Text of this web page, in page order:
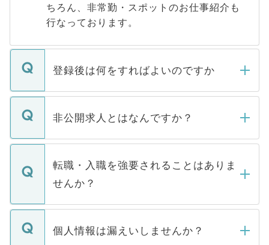
ちろん、非常勤・スポットのお仕事紹介も
行なっております。
登録後は何をすればよいのですか
ご登録いただきましたら、弊社担当者がご
登録内容を確認し、その後メールもしくは
ます。通常、5営業日以内にはご連絡をせて
いただきますので、しばらくお待ちくださ
い。
非公開求人とはなんですか？
マイナビDOCTORで取り扱っている求人の
うち約3割は、Webサイトからご覧いただ
けない「非公開求人」です。非公開求人は
下記の理由によって、一般には公開してい
ません。
■応募殺到を避けるため 人気のある医療機
転職・入職を強要されることはありま
せんか？
転職・入職を強要することは一切ありませ
ん。また、仮に応募先から内定をいただい
個人情報は漏えいしませんか？